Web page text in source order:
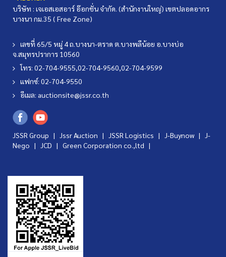
บริษัท : เจเอสเอสอาร์ อ๊อกชั่น จำกัด. (สำนักงานใหญ่) เขตปลอดอากร
บางนา กม.35 ( Free Zone)
เลขที่ 65/5 หมู่ 4 ถ.บางนา-ตราด ต.บางพลีน้อย อ.บางบ่อ
จ.สมุทรปราการ 10560
โทร: 02-704-9555,02-704-9560,02-704-9599
แฟกซ์: 02-704-9550
อีเมล: auctionsite@jssr.co.th
JSSR Group | Jssr Auction | JSSR Logistics | J-Buynow | J-
Nego | JCD | Green Corporation co.,ltd |